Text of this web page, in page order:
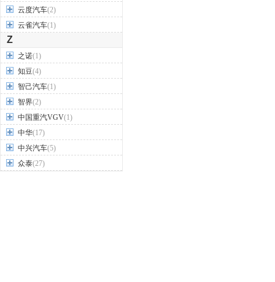
云度汽车(2)
云雀汽车(1)
Z
之诺(1)
知豆(4)
智己汽车(1)
智界(2)
中国重汽VGV(1)
中华(17)
中兴汽车(5)
众泰(27)